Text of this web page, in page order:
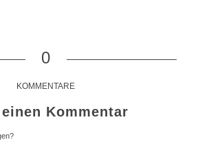
0
KOMMENTARE
Kommentar